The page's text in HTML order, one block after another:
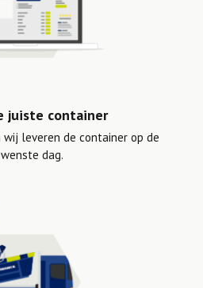
juiste container
leveren de container op de
dag.